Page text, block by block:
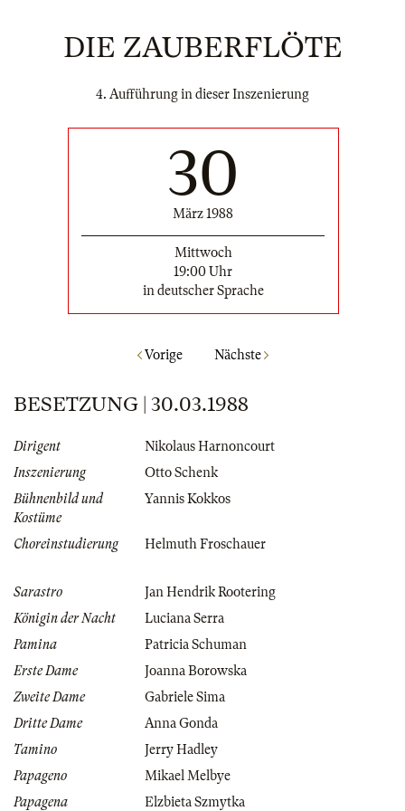
DIE ZAUBERFLÖTE
4. Aufführung in dieser Inszenierung
30
März 1988
Mittwoch
19:00 Uhr
in deutscher Sprache
Vorige Nächste
BESETZUNG | 30.03.1988
Dirigent
Nikolaus Harnoncourt
Inszenierung
Otto Schenk
Bühnenbild und
Kostüme
Yannis Kokkos
Choreinstudierung Helmuth Froschauer
Sarastro
Jan Hendrik Rootering
Königin der Nacht
Luciana Serra
Pamina
Patricia Schuman
Erste Dame
Joanna Borowska
Zweite Dame
Gabriele Sima
Dritte Dame
Anna Gonda
Tamino
Jerry Hadley
Papageno
Mikael Melbye
Papagena
Elzbieta Szmytka